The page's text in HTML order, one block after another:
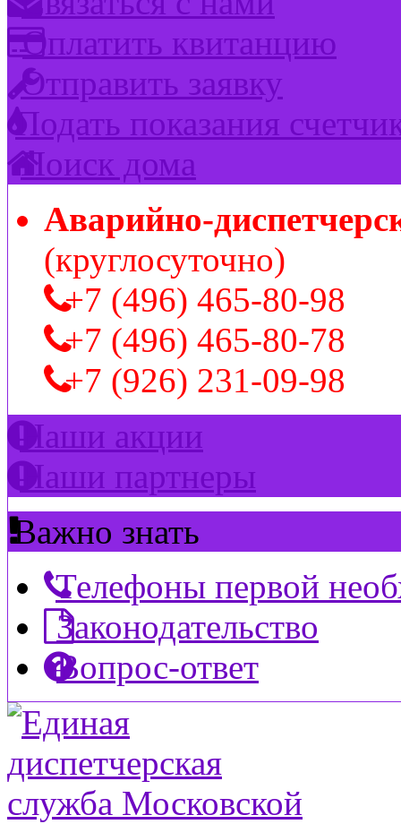
Оплатить квитанцию
Отправить заявку
Подать показания
Поиск дома
Аварийно-
(круглосуточно)
+7 (496) 465-80-98
+7 (496) 465-80-78
+7 (926) 231-09-98
Наши акции
Наши партнеры
Важно знать
Телефоны первой
Законодательство
Вопрос-ответ